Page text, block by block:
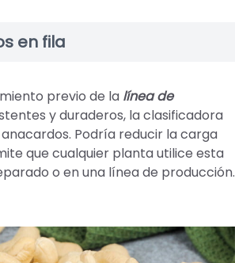
en fila
previo de la línea de
y duraderos, la clasificadora
Podría reducir la carga
que cualquier planta utilice esta
o en una línea de producción.